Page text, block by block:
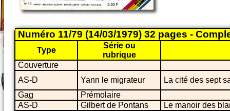
Numéro 11/79 (14/03/1979) 32 pages -
Type
Série ou
rubrique
Couverture
AS-D
Yann le migrateur
La cité des sept
Gag
Prémolaire
AS-D
Gilbert de Pontans
Le manoir des